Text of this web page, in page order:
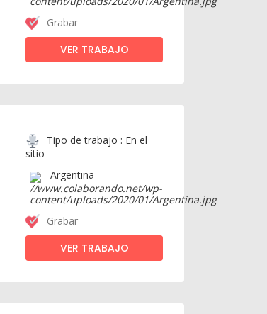
Grabar
VER TRABAJO
Tipo de trabajo : En el
sitio
Argentina
Grabar
VER TRABAJO